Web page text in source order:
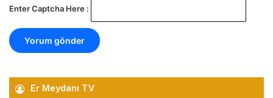
Enter Captcha Here :
Er Meydanı TV